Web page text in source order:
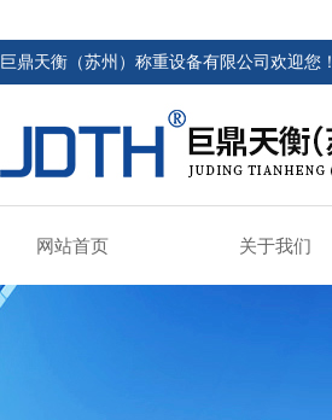
巨鼎天衡（苏州）称重设备有限公司欢迎您！
网站首页 关于我们